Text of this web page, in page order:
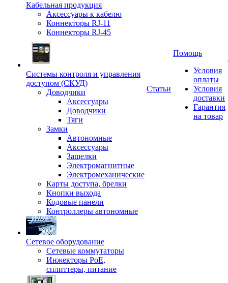
Кабельная продукция
Аксессуары к кабелю
Коннекторы RJ-11
Коннекторы RJ-45
Системы контроля и управления
доступом (СКУД)
Доводчики
Аксессуары
Доводчики
Тяги
Замки
Автономные
Аксессуары
Защелки
Электромагнитные
Электромеханические
Карты доступа, брелки
Кнопки выхода
Кодовые панели
Контроллеры автономные
Сетевое оборудование
Сетевые коммутаторы
Инжекторы РоЕ,
сплиттеры, питание
Статьи
Помощь
Условия
оплаты
Условия
доставки
Гарантия
на товар